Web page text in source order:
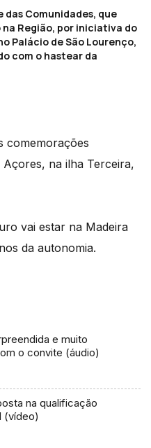
das Comunidades, que
Região, por iniciativa do
Palácio de São Lourenço,
com o hastear da
comemorações
na ilha Terceira,
vai estar na Madeira
da autonomia.
e muito
o convite (áudio)
na qualificação
(vídeo)